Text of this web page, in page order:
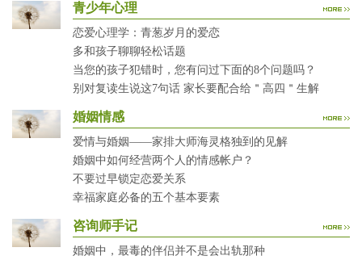
青少年心理
恋爱心理学：青葱岁月的爱恋
多和孩子聊聊轻松话题
当您的孩子犯错时，您有问过下面的8个问题吗？
别对复读生说这7句话 家长要配合给＂高四＂生解
婚姻情感
爱情与婚姻——家排大师海灵格独到的见解
婚姻中如何经营两个人的情感帐户？
不要过早锁定恋爱关系
幸福家庭必备的五个基本要素
咨询师手记
婚姻中，最毒的伴侣并不是会出轨那种